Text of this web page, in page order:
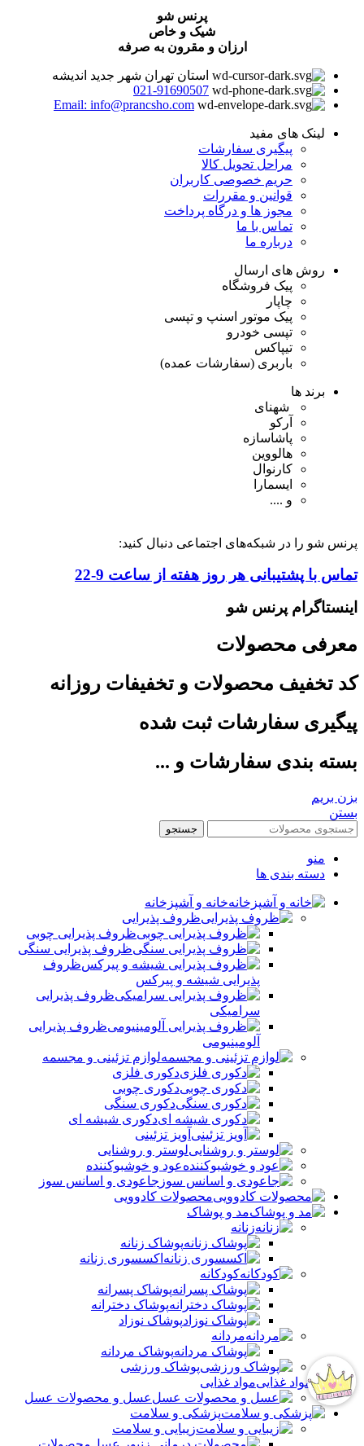
پرنس شو
شیک و خاص
ارزان و مقرون به صرفه
استان تهران شهر جدید اندیشه
021-91690507
Email: info@prancsho.com
لینک های مفید
پیگیری سفارشات
مراحل تحویل کالا
حریم خصوصی کاربران
قوانین و مقررات
مجوز ها و درگاه پرداخت
تماس با ما
درباره ما
روش های ارسال
پیک فروشگاه
چاپار
پیک موتور اسنپ و تپسی
تپسی خودرو
تیپاکس
باربری (سفارشات عمده)
برند ها
شهنای
آرکو
پاشاسازه
هالووین
کارنوال
ایسمارا
و ....
پرنس شو را در شبکه‌های اجتماعی دنبال کنید:
تماس با پشتیبانی هر روز هفته از ساعت 9-22
اینستاگرام پرنس شو
معرفی محصولات
کد تخفیف محصولات و تخفیفات روزانه
پیگیری سفارشات ثبت شده
بسته بندی سفارشات و ...
بزن بریم
بستن
جستجو
منو
دسته بندی ها
خانه و آشپزخانه
ظروف پذیرایی
ظروف پذیرایی چوبی
ظروف پذیرایی سنگی
ظروف
پذیرایی شیشه و پیرکس
ظروف پذیرایی
سرامیکی
ظروف پذیرایی
آلومینیومی
لوازم تزئینی و مجسمه
دکوری فلزی
دکوری چوبی
دکوری سنگی
دکوری شیشه ای
آویز تزئینی
لوستر و روشنایی
عود و خوشبوکننده
جاعودی و اسانس سوز
محصولات کادوویی
مد و پوشاک
زنانه
پوشاک زنانه
اکسسوری زنانه
کودکانه
پوشاک پسرانه
پوشاک دخترانه
پوشاک نوزاد
مردانه
پوشاک مردانه
پوشاک ورزشی
مواد غذایی
عسل و محصولات عسل
پزشکی و سلامت
زیبایی و سلامت